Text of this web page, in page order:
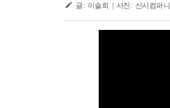
글: 이솔희 | 사진: 신시컴퍼니